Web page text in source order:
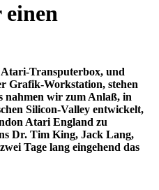
Transputerbox, und
Grafik-Workstation, stehen
nahmen wir zum Anlaß, in
Silicon-Valley entwickelt,
Atari England zu
Dr. Tim King, Jack Lang,
Tage lang eingehend das